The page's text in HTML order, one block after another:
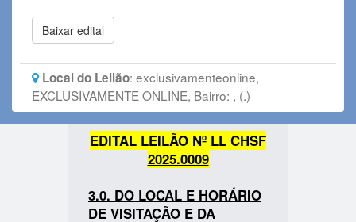
Baixar edital
Local do Leilão: exclusivamenteonline,
EXCLUSIVAMENTE ONLINE, Bairro: , (.)
EDITAL LEILÃO Nº LL CHSF
2025.0009
3.0. DO LOCAL E HORÁRIO
DE VISITAÇÃO E DA